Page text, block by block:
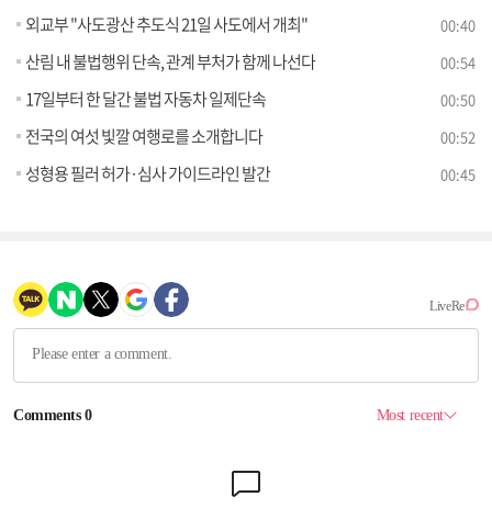
외교부 "사도광산 추도식 21일 사도에서 개최" 00:40
산림 내 불법행위 단속, 관계 부처가 함께 나선다 00:54
17일부터 한 달간 불법 자동차 일제단속 00:50
전국의 여섯 빛깔 여행로를 소개합니다 00:52
성형용 필러 허가·심사 가이드라인 발간 00:45